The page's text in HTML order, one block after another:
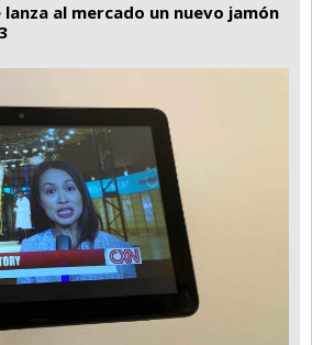
lanza al mercado un nuevo jamón